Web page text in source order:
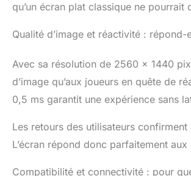
qu’un écran plat classique ne pourrait
Qualité d’image et réactivité :
Avec sa résolution de 2560 x 1440
d’image qu’aux joueurs en quête de
0,5 ms garantit une expérience sans
Les retours des utilisateurs
L’écran répond donc parfaitement
Compatibilité et connectivité : pour